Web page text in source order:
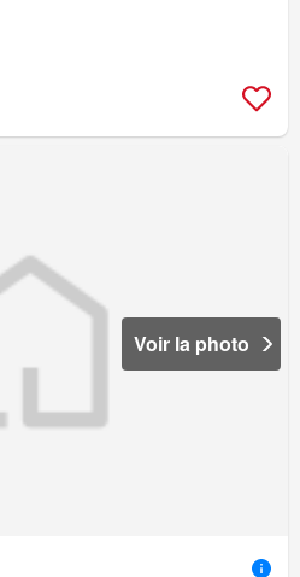
Voir la photo